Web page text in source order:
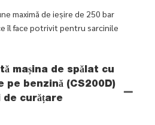
maximă de ieșire de 250 bar
îl face potrivit pentru sarcinile
mașina de spălat cu
pe benzină (CS200D)
curățare